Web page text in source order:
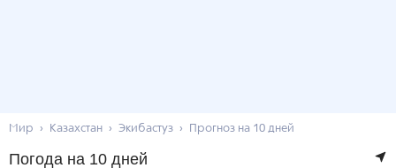
Мир Казахстан Экибастуз Прогноз на 10 дней
Погода на 10 дней